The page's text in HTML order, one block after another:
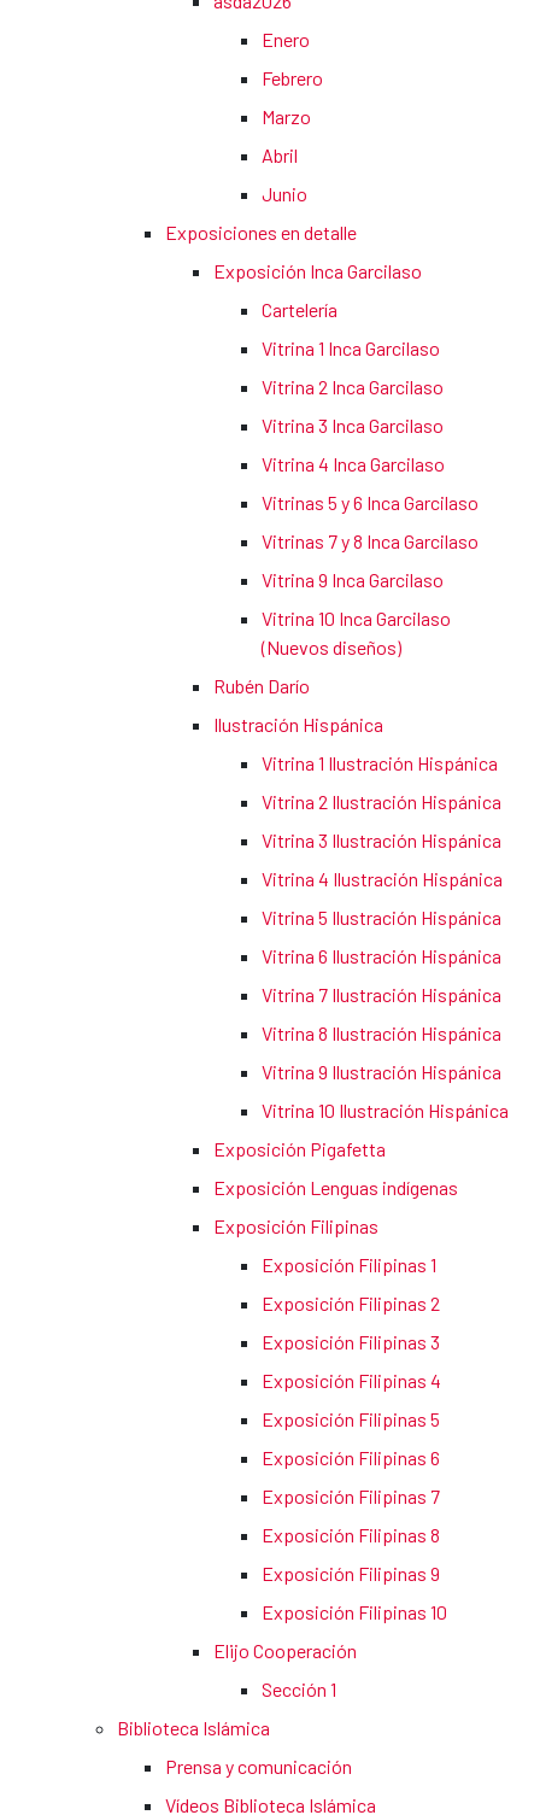
Enero
Febrero
Marzo
Abril
Junio
Exposiciones en detalle
Exposición Inca Garcilaso
Cartelería
Vitrina 1 Inca Garcilaso
Vitrina 2 Inca Garcilaso
Vitrina 3 Inca Garcilaso
Vitrina 4 Inca Garcilaso
Vitrinas 5 y 6 Inca Garcilaso
Vitrinas 7 y 8 Inca Garcilaso
Vitrina 9 Inca Garcilaso
Vitrina 10 Inca Garcilaso
(Nuevos diseños)
Rubén Darío
Ilustración Hispánica
Vitrina 1 Ilustración Hispánica
Vitrina 2 Ilustración Hispánica
Vitrina 3 Ilustración Hispánica
Vitrina 4 Ilustración Hispánica
Vitrina 5 Ilustración Hispánica
Vitrina 6 Ilustración Hispánica
Vitrina 7 Ilustración Hispánica
Vitrina 8 Ilustración Hispánica
Vitrina 9 Ilustración Hispánica
Vitrina 10 Ilustración Hispánica
Exposición Pigafetta
Exposición Lenguas indígenas
Exposición Filipinas
Exposición Filipinas 1
Exposición Filipinas 2
Exposición Filipinas 3
Exposición Filipinas 4
Exposición Filipinas 5
Exposición Filipinas 6
Exposición Filipinas 7
Exposición Filipinas 8
Exposición Filipinas 9
Exposición Filipinas 10
Elijo Cooperación
Sección 1
Biblioteca Islámica
Prensa y comunicación
Vídeos Biblioteca Islámica